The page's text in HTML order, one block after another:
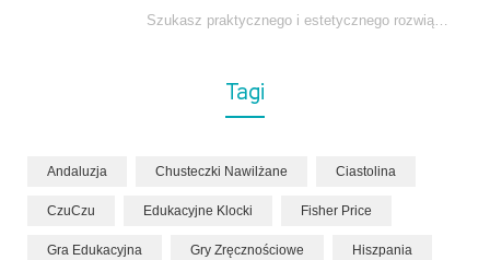
Szukasz praktycznego i estetycznego rozwiązania do łóżeczka niemowlęcia? Zestaw z kokonem i warkoczem zapewnia wygodę,…
Tagi
Andaluzja Chusteczki Nawilżane Ciastolina
CzuCzu Edukacyjne Klocki Fisher Price
Gra Edukacyjna Gry Zręcznościowe Hiszpania